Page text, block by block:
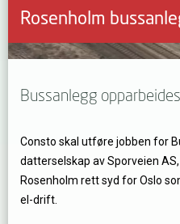
Rosenholm
Bussanlegg
Consto skal utføre jobben for
datterselskap av Sporveien
Rosenholm rett syd for Oslo
el-drift.